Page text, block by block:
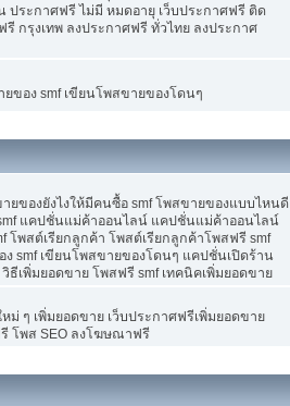
ระกาศฟรี ไม่มี หมดอายุ เว็บประกาศฟรี ติด
กรุงเทพ ลงประกาศฟรี ทั่วไทย ลงประกาศ
ของ smf เขียนโพสขายของโดนๆ
ของยังไงให้มีคนซื้อ smf โพสขายของแบบไหนดี
แคปชั่นแม่ค้าออนไลน์ แคปชั่นแม่ค้าออนไลน์
โพสต์เรียกลูกค้า โพสต์เรียกลูกค้าโพสฟรี smf
smf เขียนโพสขายของโดนๆ แคปชั่นเปิดร้าน
เพิ่มยอดขาย โพสฟรี smf เทคนิคเพิ่มยอดขาย
ม่ ๆ เพิ่มยอดขาย เว็บประกาศฟรีเพิ่มยอดขาย
โพส SEO ลงโฆษณาฟรี